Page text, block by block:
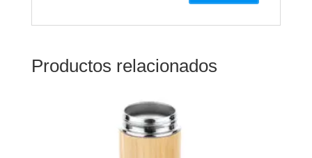
Productos relacionados